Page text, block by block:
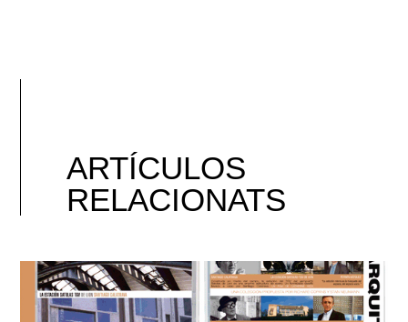
ARTÍCULOS
RELACIONATS